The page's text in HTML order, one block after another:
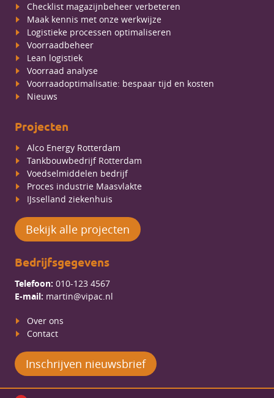
Checklist magazijnbeheer verbeteren
Maak kennis met onze werkwijze
Logistieke processen optimaliseren
Voorraadbeheer
Lean logistiek
Voorraad analyse
Voorraadoptimalisatie: bespaar tijd en kosten
Nieuws
Projecten
Alco Energy Rotterdam
Tankbouwbedrijf Rotterdam
Voedselmiddelen bedrijf
Proces industrie Maasvlakte
IJsselland ziekenhuis
Bekijk alle projecten
Bedrijfsgegevens
Telefoon: 010-123 4567
E-mail: martin@vipac.nl
Over ons
Contact
Inschrijven nieuwsbrief